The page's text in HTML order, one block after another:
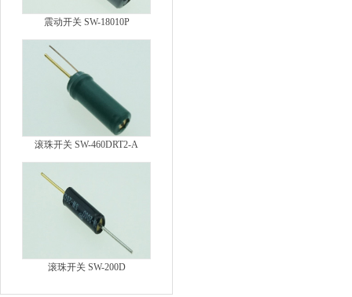
震动开关 SW-18010P
滚珠开关 SW-460DRT2-A
滚珠开关 SW-200D